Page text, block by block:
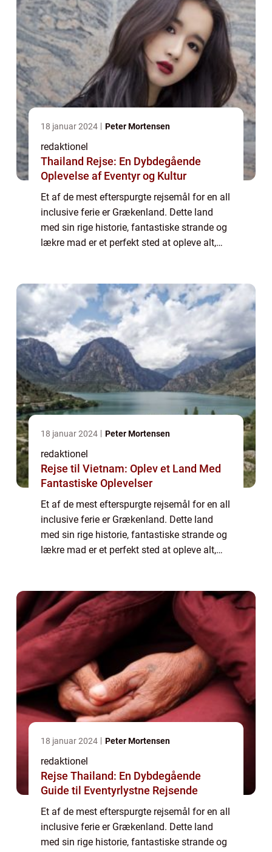
18 januar 2024 Peter Mortensen
redaktionel
Thailand Rejse: En Dybdegående
Oplevelse af Eventyr og Kultur
Et af de mest efterspurgte rejsemål for en all
inclusive ferie er Grækenland. Dette land
med sin rige historie, fantastiske strande og
lækre mad er et perfekt sted at opleve alt,
18 januar 2024 Peter Mortensen
redaktionel
Rejse til Vietnam: Oplev et Land Med
Fantastiske Oplevelser
Et af de mest efterspurgte rejsemål for en all
inclusive ferie er Grækenland. Dette land
med sin rige historie, fantastiske strande og
lækre mad er et perfekt sted at opleve alt,
18 januar 2024 Peter Mortensen
redaktionel
Rejse Thailand: En Dybdegående
Guide til Eventyrlystne Rejsende
Et af de mest efterspurgte rejsemål for en all
inclusive ferie er Grækenland. Dette land
med sin rige historie, fantastiske strande og